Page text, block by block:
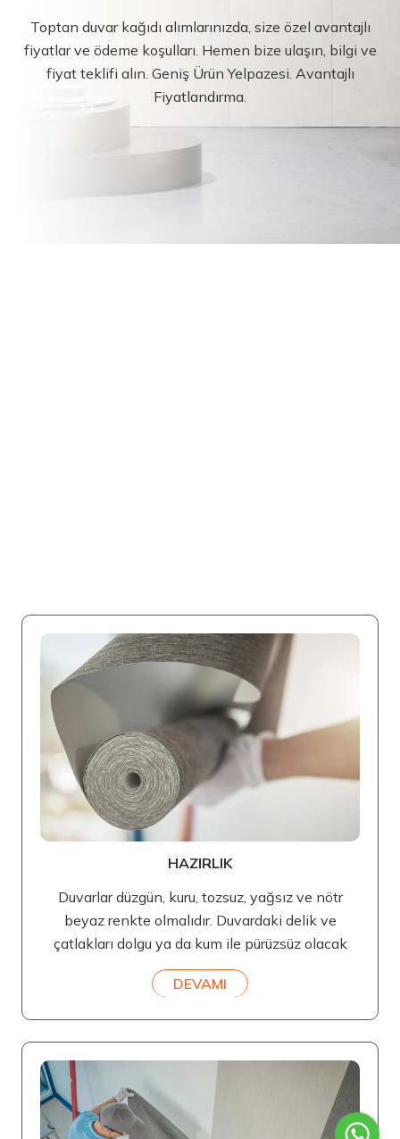
Toptan duvar kağıdı alımlarınızda, size özel avantajlı
fiyatlar ve ödeme koşulları. Hemen bize ulaşın, bilgi ve
fiyat teklifi alın. Geniş Ürün Yelpazesi. Avantajlı
Fiyatlandırma.
HAZIRLIK
Duvarlar düzgün, kuru, tozsuz, yağsız ve nötr
beyaz renkte olmalıdır. Duvardaki delik ve
çatlakları dolgu ya da kum ile pürüzsüz olacak
DEVAMI